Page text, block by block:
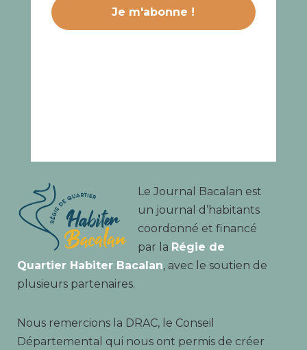
Le Journal Bacalan est
un journal d’habitants
coordonné et financé
par la Régie de
Quartier Habiter Bacalan, avec le soutien de
plusieurs partenaires.
Nous remercions la DRAC, le Conseil
Départemental qui nous ont permis de créer